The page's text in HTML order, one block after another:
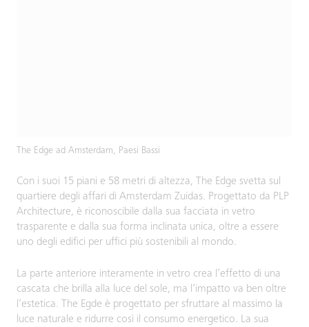
The Edge ad Amsterdam, Paesi Bassi
Con i suoi 15 piani e 58 metri di altezza, The Edge svetta sul
quartiere degli affari di Amsterdam Zuidas. Progettato da PLP
Architecture, è riconoscibile dalla sua facciata in vetro
trasparente e dalla sua forma inclinata unica, oltre a essere
uno degli edifici per uffici più sostenibili al mondo.
La parte anteriore interamente in vetro crea l’effetto di una
cascata che brilla alla luce del sole, ma l’impatto va ben oltre
l’estetica. The Egde è progettato per sfruttare al massimo la
luce naturale e ridurre così il consumo energetico. La sua